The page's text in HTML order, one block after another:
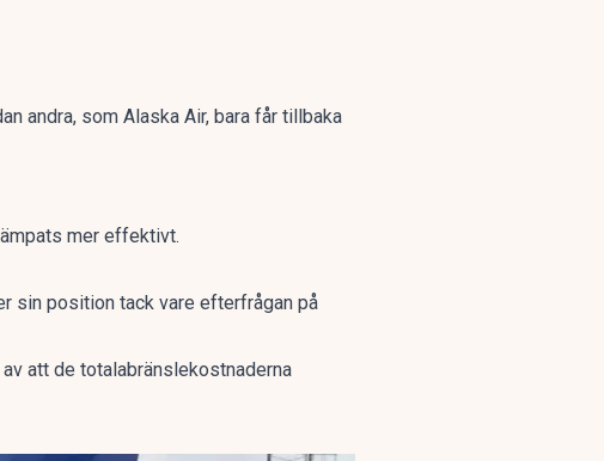
andra, som Alaska Air, bara får tillbaka
mer effektivt.
sin position tack vare efterfrågan på
att de totalabränslekostnaderna